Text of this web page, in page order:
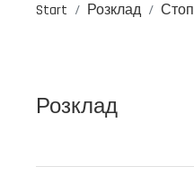
Start Розклад Стоп
Розклад